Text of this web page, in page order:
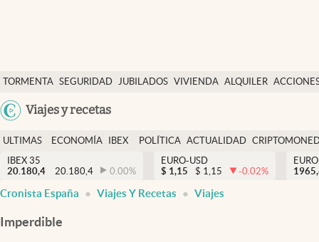
TORMENTA SEGURIDAD JUBILADOS VIVIENDA ALQUILER
Viajes y recetas
Economía y finanzas
Política
Actualidad
Criptomonedas
España
ULTIMAS
NOTICIAS
ECONOMÍA
FINANZAS
IBEX
EURO
POLÍTICA ACTUALIDAD
IBEX 35
20.180,4
20.180,4 0.00%
EURO-USD
$ 1,15 $ 1,15 -0.02%
Cronista España Viajes Y Recetas Viajes
Imperdible